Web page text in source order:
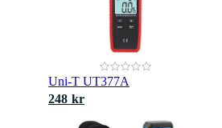
Uni-T UT377A
248 kr